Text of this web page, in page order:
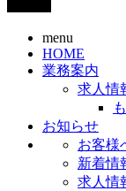
menu
HOME
業務案内
求人情
お知らせ
お客様
新着情
求人情